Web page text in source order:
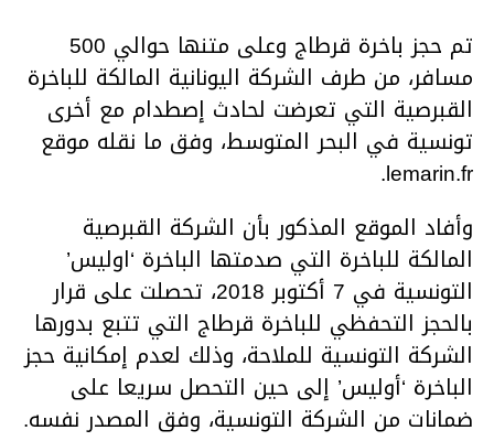
تم حجز باخرة قرطاج وعلى متنها حوالي 500
مسافر، من طرف الشركة اليونانية المالكة للباخرة
القبرصية التي تعرضت لحادث إصطدام مع أخرى
تونسية في البحر المتوسط، وفق ما نقله موقع
lemarin.fr.
وأفاد الموقع المذكور بأن الشركة القبرصية
المالكة للباخرة التي صدمتها الباخرة ‘اوليس’
التونسية في 7 أكتوبر 2018، تحصلت على قرار
بالحجز التحفظي للباخرة قرطاج التي تتبع بدورها
الشركة التونسية للملاحة، وذلك لعدم إمكانية حجز
الباخرة ‘أوليس’ إلى حين التحصل سريعا على
ضمانات من الشركة التونسية، وفق المصدر نفسه.